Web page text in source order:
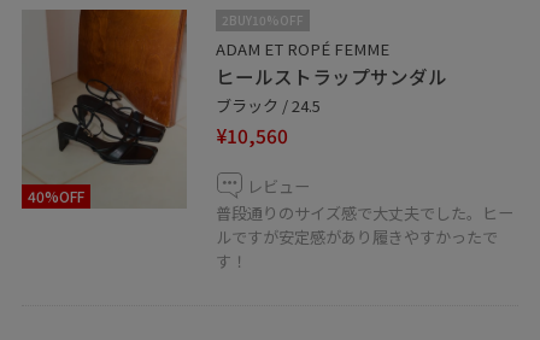
タップをして下さい↓↓
40%OFF
2BUY10%OFF
ADAM ET ROPÉ FEMME
ヒールストラップサンダル
ブラック / 24.5
¥10,560
レビュー
普段通りのサイズ感で大丈夫でした。ヒー
ルですが安定感があり履きやすかったで
す！